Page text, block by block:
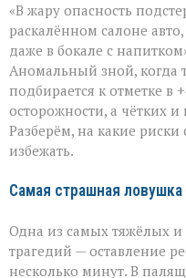
«В жару опасность
раскалённом салоне
даже в бокале с
Аномальный зной, когда
подбирается к отметке в
осторожности, а чётких
Разберём, на какие риски
избежать.
Самая страшная
Одна из самых тяжёлых
трагедий — оставление
несколько минут. В